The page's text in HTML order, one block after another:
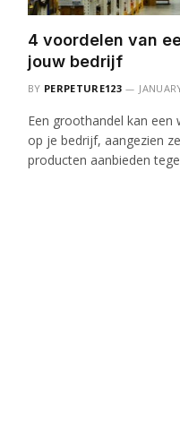
4 voordelen van
jouw bedrijf
BY PERPETURE123
Een groothandel kan een
op je bedrijf, aangezien
producten aanbieden